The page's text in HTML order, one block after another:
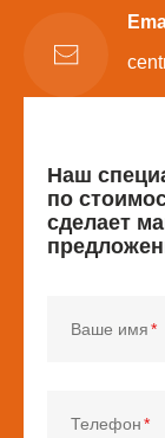
Наш
по
сделает
Ваше имя
Телефон